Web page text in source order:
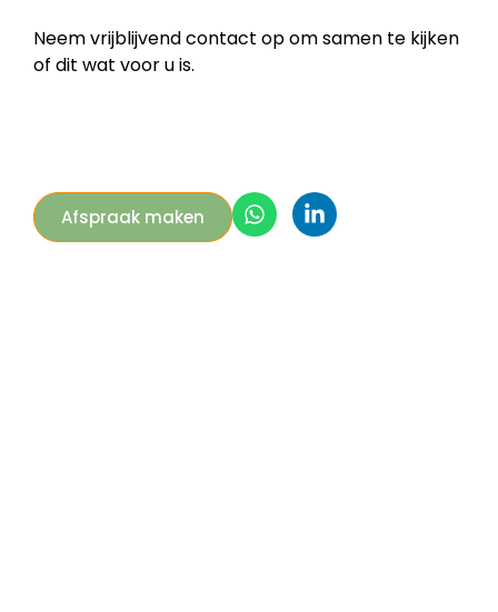
Neem vrijblijvend contact op om samen te kijken
of dit wat voor u is.
Afspraak maken